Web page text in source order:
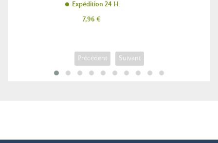
Expédition 24 H
Prix
7,96 €
Précédent Suivant